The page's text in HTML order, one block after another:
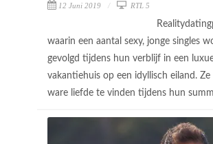
12 Juni 2019 RTL 5
waarin een aantal sexy, jonge singles
gevolgd tijdens hun verblijf in een
vakantiehuis op een idyllisch eiland.
ware liefde te vinden tijdens hun